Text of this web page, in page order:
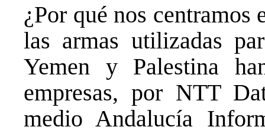
¿Por qué nos centramos
las armas utilizadas
Yemen y Palestina
empresas, por NTT
medio Andalucía